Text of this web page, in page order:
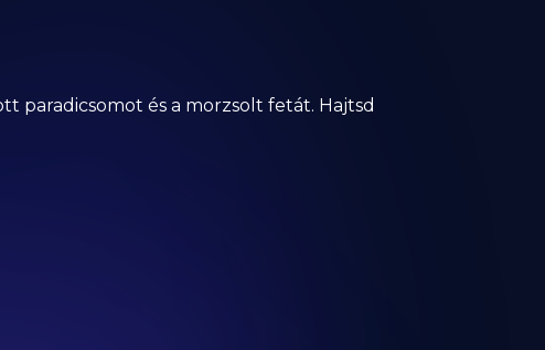
paradicsomot és a morzsolt fetát. Hajtsd